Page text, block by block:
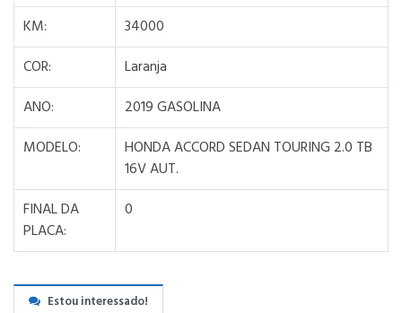
KM:
34000
COR:
Laranja
ANO:
2019 GASOLINA
MODELO:
HONDA ACCORD SEDAN TOURING 2.0 TB
16V AUT.
FINAL DA
PLACA:
0
Estou interessado!